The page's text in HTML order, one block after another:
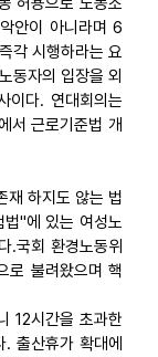
안이 아니라며 6
각 시행하라는 요
동자의 입장을 외
이다. 연대회의는
서 근로기준법 개
재 하지도 않는 법
"에 있는 여성노
.국회 환경노동위
로 불려왔으며 핵
12시간을 초과한
출산휴가 확대에